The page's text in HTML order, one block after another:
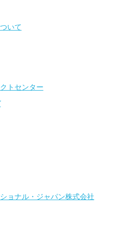
いて
トセンター
ョナル・ジャパン株式会社